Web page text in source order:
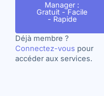
Manager :
Gratuit - Facile
- Rapide
Déjà membre ?
Connectez-vous pour
accéder aux services.